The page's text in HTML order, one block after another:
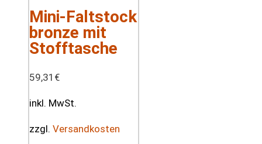
Mini-Faltstock
bronze mit
Stofftasche
59,31 €
inkl. MwSt.
zzgl. Versandkosten